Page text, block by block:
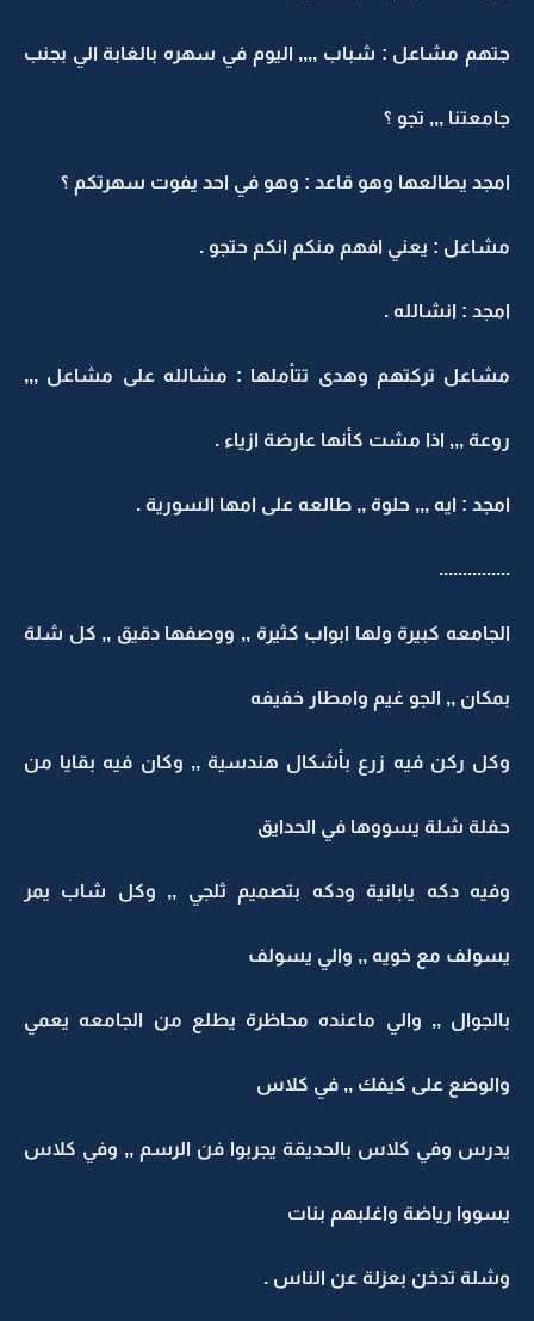
جتهم مشاعل : شباب ,,,, اليوم في سهره بالغابة الي بجنب
جامعتنا ,,, تجو ؟
امجد يطالعها وهو قاعد : وهو في احد يفوت سهرتكم ؟
مشاعل : يعني افهم منكم انكم حتجو .
امجد : انشالله .
مشاعل تركتهم وهدى تتأملها : مشالله على مشاعل ,,,
روعة ,,, اذا مشت كأنها عارضة ازياء .
امجد : ايه ,,, حلوة ,, طالعه على امها السورية .
...............
الجامعه كبيرة ولها ابواب كثيرة ,, ووصفها دقيق ,, كل شلة
بمكان ,, الجو غيم وامطار خفيفه
وكل ركن فيه زرع بأشكال هندسية ,, وكان فيه بقايا من
حفلة شلة يسووها في الحدايق
وفيه دكه يابانية ودكه بتصميم ثلجي ,, وكل شاب يمر
يسولف مع خويه ,, والي يسولف
بالجوال ,, والي ماعنده محاظرة يطلع من الجامعه يعمي
والوضع على كيفك ,, في كلاس
يدرس وفي كلاس بالحديقة يجربوا فن الرسم ,, وفي كلاس
يسووا رياضة واغلبهم بنات
وشلة تدخن بعزلة عن الناس .